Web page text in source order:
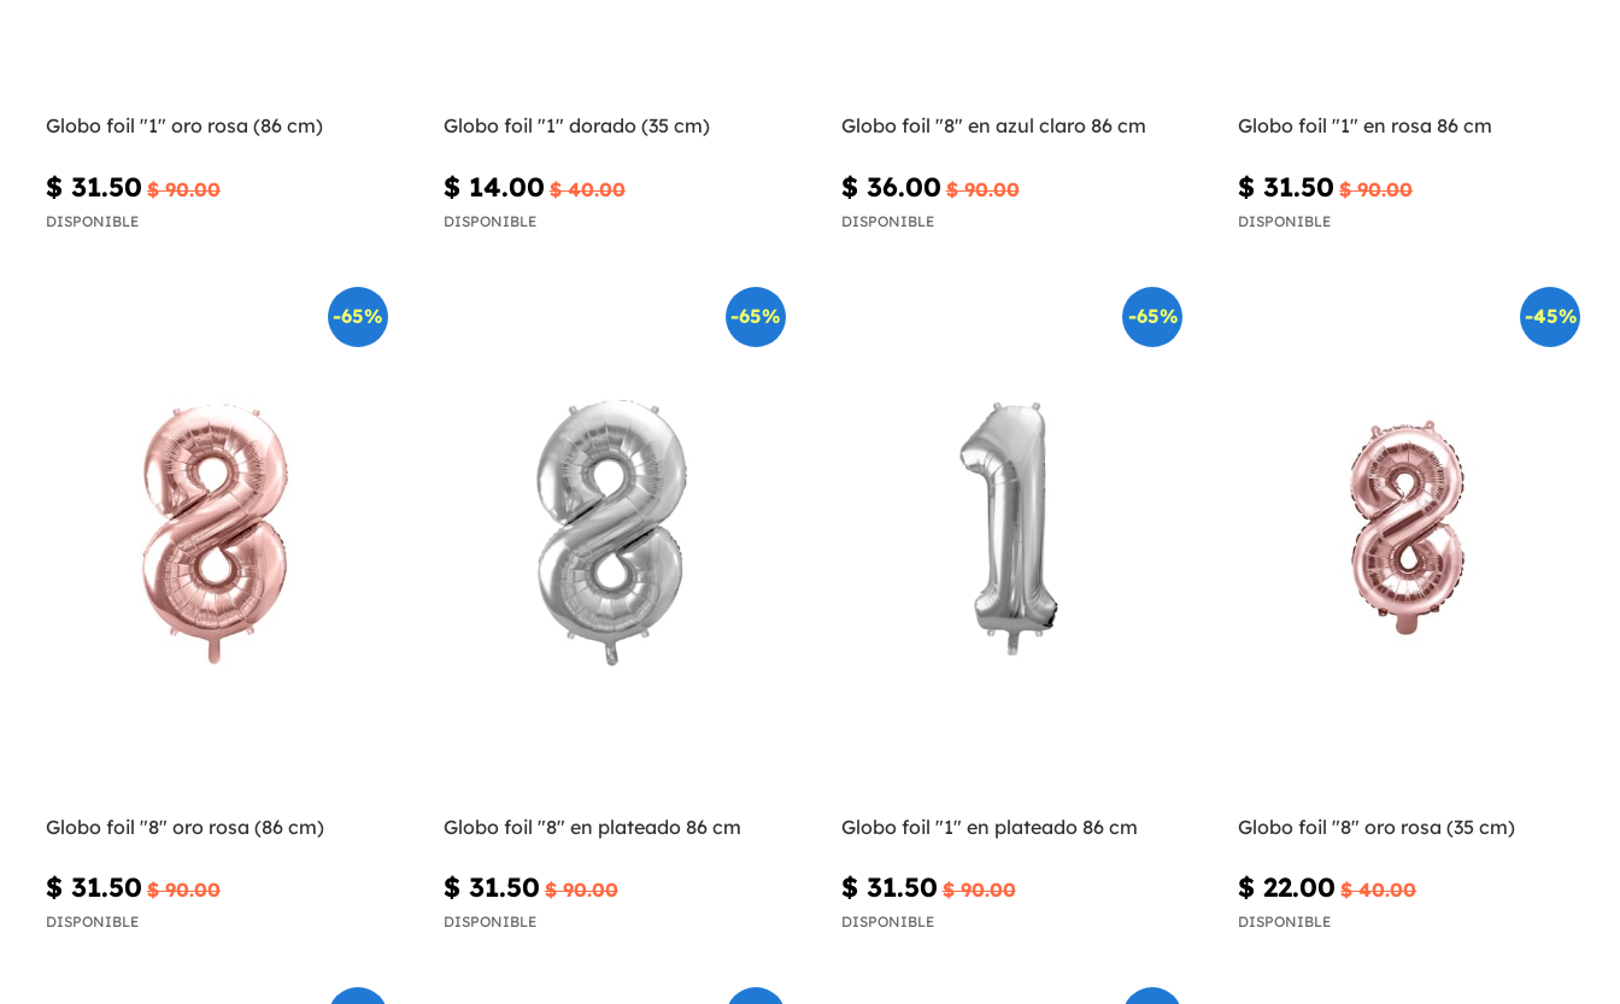
Globo foil "1" oro rosa (86 cm)
$ 31.50 $ 90.00
DISPONIBLE
Globo foil "1" dorado (35 cm)
$ 14.00 $ 40.00
DISPONIBLE
Globo foil "8" en azul claro 86 cm
$ 36.00 $ 90.00
DISPONIBLE
Globo foil "1" en rosa 86 cm
$ 31.50 $ 90.00
DISPONIBLE
-65%
Globo foil "8" oro rosa (86 cm)
$ 31.50 $ 90.00
DISPONIBLE
-65%
Globo foil "8" en plateado 86 cm
$ 31.50 $ 90.00
DISPONIBLE
-65%
Globo foil "1" en plateado 86 cm
$ 31.50 $ 90.00
DISPONIBLE
-45%
Globo foil "8" oro rosa (35 cm)
$ 22.00 $ 40.00
DISPONIBLE